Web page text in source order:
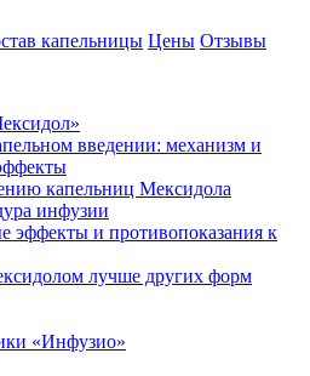
капельницы Цены Отзывы
введении: механизм и
капельниц Мексидола
инфузии
эффекты и противопоказания к
лучше других форм
«Инфузио»